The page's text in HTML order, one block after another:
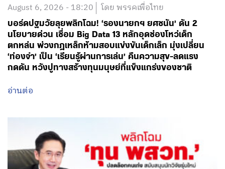
August 6, 2026 - 18:20 โดย พรรคเพื่อไทย
บอร์ดปฐมวัยลุยพลิกโฉม! ‘รองนายกฯ ยศชนัน’ ดัน 2
นโยบายด่วน เชื่อม Big Data 13 หลักอุดช่องโหว่เด็ก
ตกหล่น พ่วงกฎเหล็กห้ามสอบแข่งขันเด็กเล็ก มุ่งเปลี่ยน
‘ท่องจำ’ เป็น ‘เรียนรู้ผ่านการเล่น’ คืนความสุข-ลดแรง
กดดัน หวังปูทางสร้างทุนมนุษย์ที่แข็งแกร่งของชาติ
อ่านต่อ